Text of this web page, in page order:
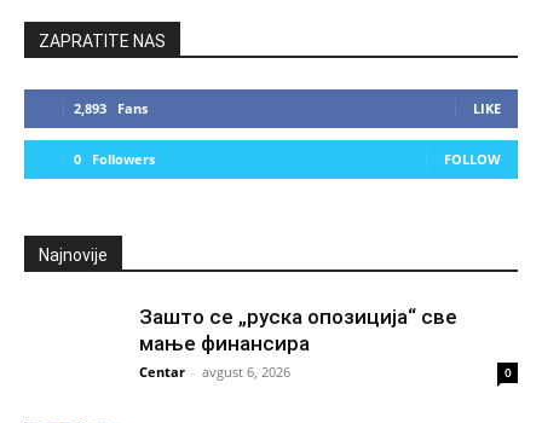
ZAPRATITE NAS
2,893 Fans LIKE
0 Followers FOLLOW
Najnovije
Зашто се „руска опозиција“ све
мање финансира
Centar - avgust 6, 2026 0